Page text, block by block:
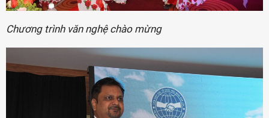
Chương trình văn nghệ chào mừng